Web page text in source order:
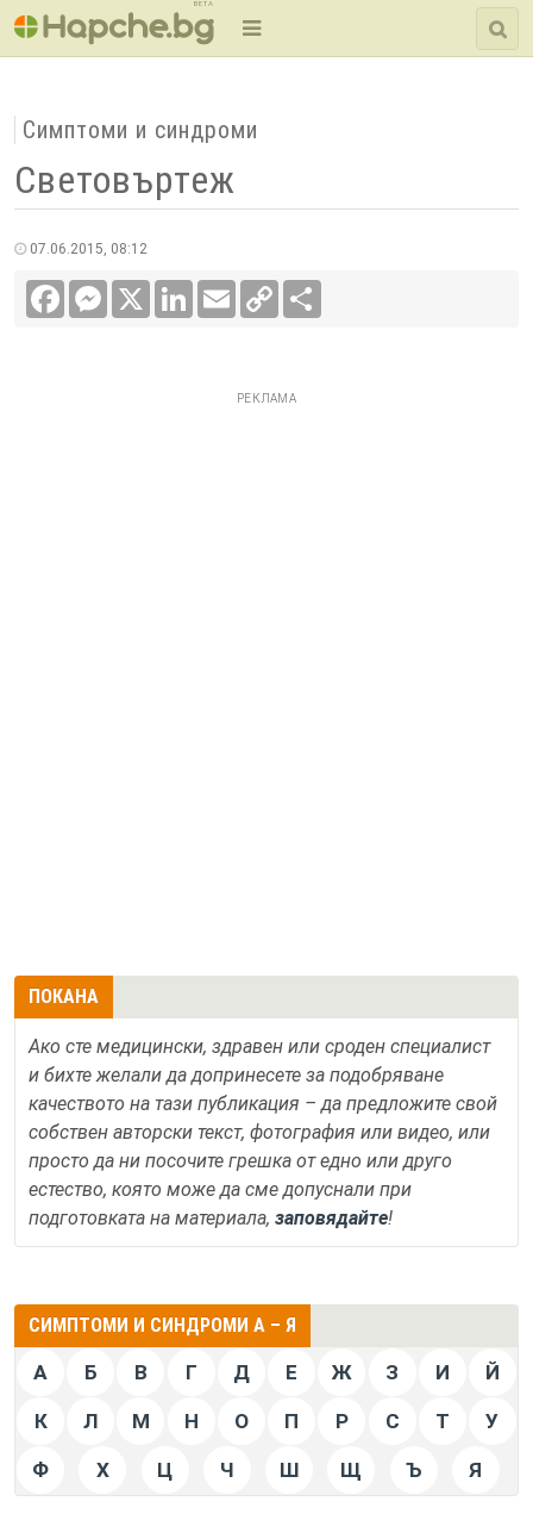
BETA
Симптоми и синдроми
Световъртеж
07.06.2015, 08:12
FacebookMessenger LinkedInEmail
Copy
Link
РЕКЛАМА
ПОКАНА
Ако сте медицински, здравен или сроден специалист
и бихте желали да допринесете за подобряване
качеството на тази публикация – да предложите свой
собствен авторски текст, фотография или видео, или
просто да ни посочите грешка от едно или друго
естество, която може да сме допуснали при
подготовката на материала, заповядайте!
СИМПТОМИ И СИНДРОМИ А – Я
А Б В Г Д Е Ж З И Й
К Л М Н О П Р С Т У
Ф Х Ц Ч Ш Щ Ъ Я